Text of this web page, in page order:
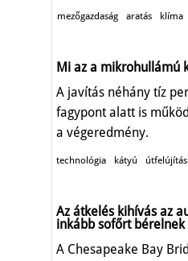
mezőgazdaság aratás klíma
Mi az a mikrohullámú
A javítás néhány tíz
fagypont alatt is
a végeredmény.
technológia kátyú útfelújítás
Az átkelés kihívás az
inkább sofőrt bérelnek
A Chesapeake Bay